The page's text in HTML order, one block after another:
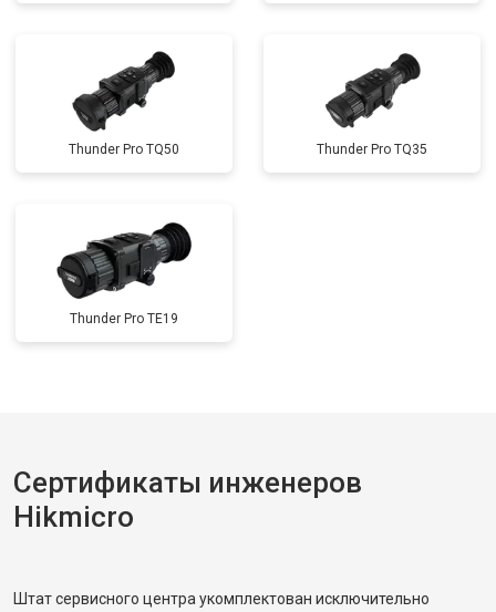
Thunder Pro TQ50 Thunder Pro TQ35
Thunder Pro TE19
Сертификаты инженеров
Hikmicro
Штат сервисного центра укомплектован исключительно